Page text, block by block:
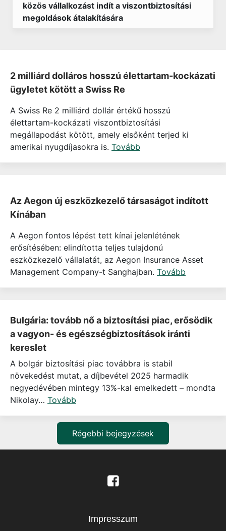
közös vállalkozást indít a viszontbiztosítási
megoldások átalakítására
2 milliárd dolláros hosszú élettartam-kockázati
ügyletet kötött a Swiss Re
A Swiss Re 2 milliárd dollár értékű hosszú
élettartam-kockázati viszontbiztosítási
megállapodást kötött, amely elsőként terjed ki
amerikai nyugdíjasokra is. Tovább
Az Aegon új eszközkezelő társaságot indított
Kínában
A Aegon fontos lépést tett kínai jelenlétének
erősítésében: elindította teljes tulajdonú
eszközkezelő vállalatát, az Aegon Insurance Asset
Management Company-t Sanghajban. Tovább
Bulgária: tovább nő a biztosítási piac, erősödik
a vagyon- és egészségbiztosítások iránti
kereslet
A bolgár biztosítási piac továbbra is stabil
növekedést mutat, a díjbevétel 2025 harmadik
negyedévében mintegy 13%-kal emelkedett – mondta
Nikolay… Tovább
Régebbi bejegyzések
Impresszum